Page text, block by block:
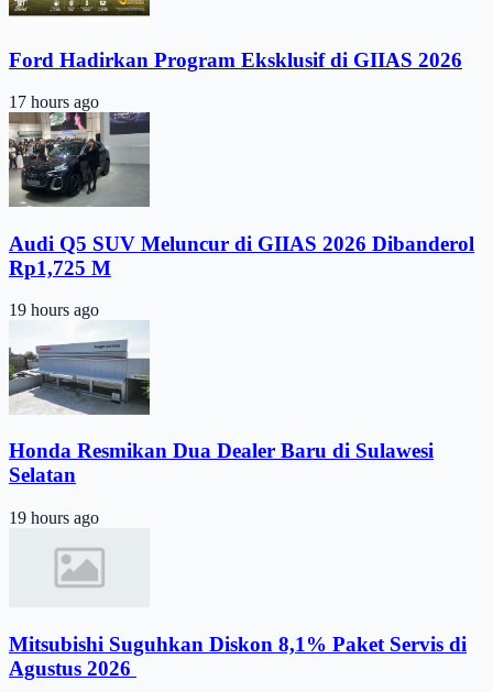
Ford Hadirkan Program Eksklusif di GIIAS 2026
17 hours ago
Audi Q5 SUV Meluncur di GIIAS 2026 Dibanderol
Rp1,725 M
19 hours ago
Honda Resmikan Dua Dealer Baru di Sulawesi
Selatan
19 hours ago
Mitsubishi Suguhkan Diskon 8,1% Paket Servis di
Agustus 2026 ​